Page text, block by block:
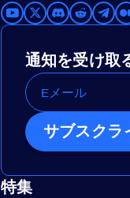
通知を受け取
サブスクラ
特集